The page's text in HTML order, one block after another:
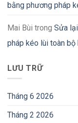
bằng phương pháp
Mai Bùi trong Sửa
pháp kéo lùi toàn bộ
LƯU TRỮ
Tháng 6 2026
Tháng 2 2026